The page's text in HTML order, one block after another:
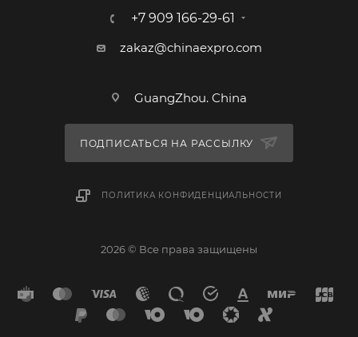
+7 909 166-29-61
zakaz@chinaexpro.com
GuangZhou. China
ПОДПИСАТЬСЯ НА РАССЫЛКУ
ПОЛИТИКА КОНФИДЕНЦИАЛЬНОСТИ
2026 © Все права защищены